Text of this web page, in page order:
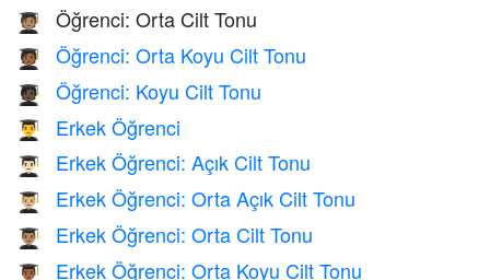
🧑🏽‍🎓 Öğrenci: Orta Cilt Tonu
🧑🏾‍🎓 Öğrenci: Orta Koyu Cilt Tonu
🧑🏿‍🎓 Öğrenci: Koyu Cilt Tonu
👨‍🎓 Erkek Öğrenci
👨🏻‍🎓 Erkek Öğrenci: Açık Cilt Tonu
👨🏼‍🎓 Erkek Öğrenci: Orta Açık Cilt Tonu
👨🏽‍🎓 Erkek Öğrenci: Orta Cilt Tonu
👨🏾‍🎓 Erkek Öğrenci: Orta Koyu Cilt Tonu